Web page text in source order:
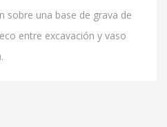
sobre una base de grava de
entre excavación y vaso